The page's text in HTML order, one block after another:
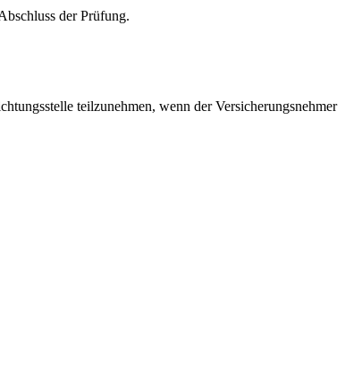
der Prüfung.
teilzunehmen, wenn der Versicherungsnehmer